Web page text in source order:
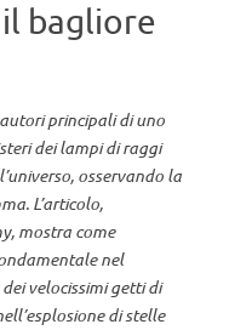
bagliore
principali di uno
dei lampi di raggi
osservando la
L’articolo,
mostra come
nel
velocissimi getti di
di stelle